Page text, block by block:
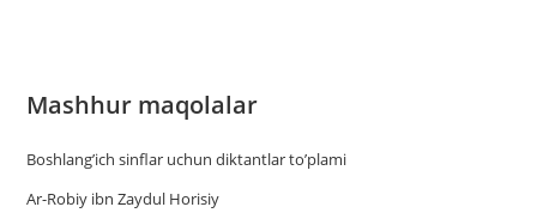
Mashhur maqolalar
Boshlang’ich sinflar uchun diktantlar to’plami
Ar-Robiy ibn Zaydul Horisiy